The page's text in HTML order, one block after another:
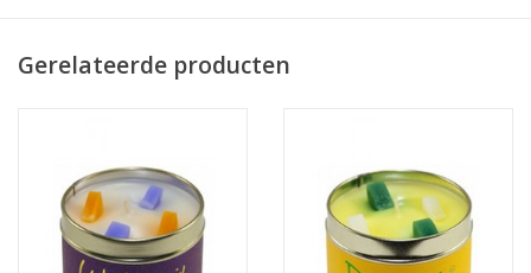
middelste noten
Topnoten
Muguet
Gerelateerde producten